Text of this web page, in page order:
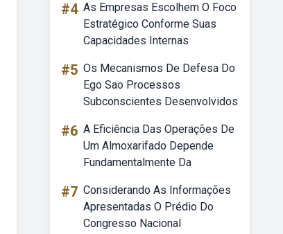
#4 As Empresas Escolhem O Foco
Estratégico Conforme Suas
Capacidades Internas
#5 Os Mecanismos De Defesa Do
Ego Sao Processos
Subconscientes Desenvolvidos
#6 A Eficiência Das Operações De
Um Almoxarifado Depende
Fundamentalmente Da
#7 Considerando As Informações
Apresentadas O Prédio Do
Congresso Nacional